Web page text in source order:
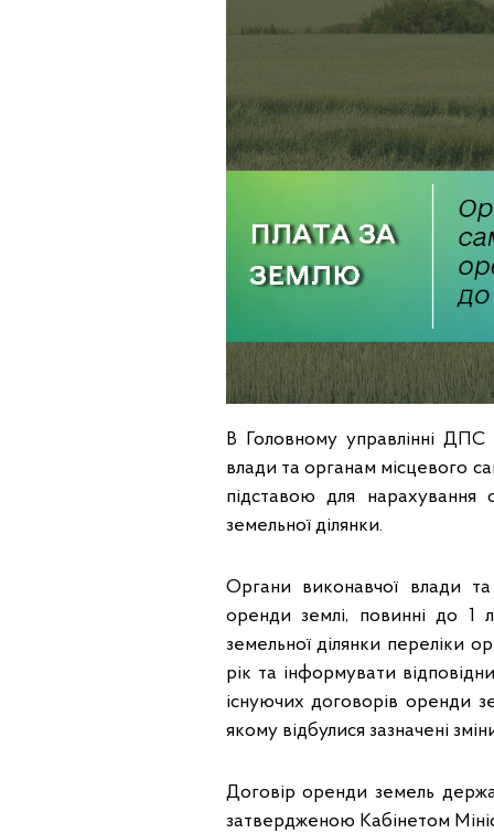
В Головному управлінні ДПС
влади та органам місцевого
підставою для нарахування
земельної ділянки.
Органи виконавчої влади
оренди землі, повинні до 1
земельної ділянки переліки
рік та інформувати
існуючих договорів оренди
якому відбулися зазначені
Договір оренди земель
затвердженою Кабінетом